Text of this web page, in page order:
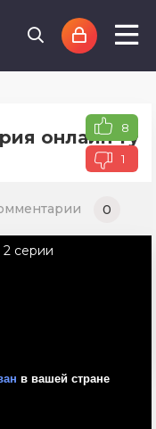
онлайн 8
1
0
2 серии